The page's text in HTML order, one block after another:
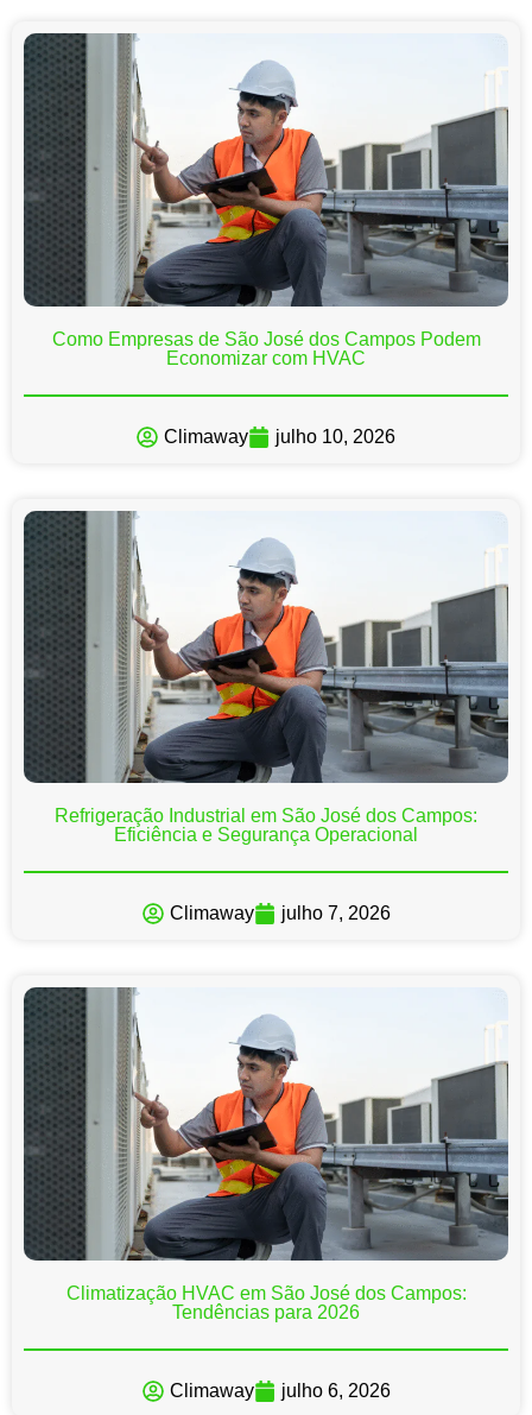
Como Empresas de São José dos Campos Podem
Economizar com HVAC
Climaway julho 10, 2026
Refrigeração Industrial em São José dos Campos:
Eficiência e Segurança Operacional
Climaway julho 7, 2026
Climatização HVAC em São José dos Campos:
Tendências para 2026
Climaway julho 6, 2026